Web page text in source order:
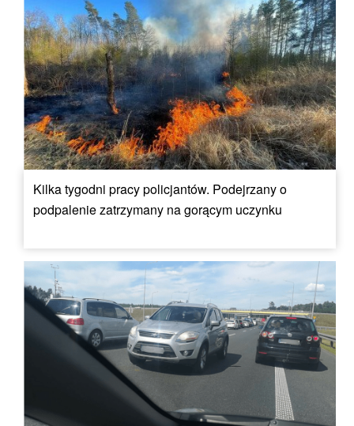
Kilka tygodni pracy policjantów. Podejrzany o
podpalenie zatrzymany na gorącym uczynku